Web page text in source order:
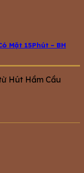
Mặt 15Phút – BH
Hút Hầm Cầu